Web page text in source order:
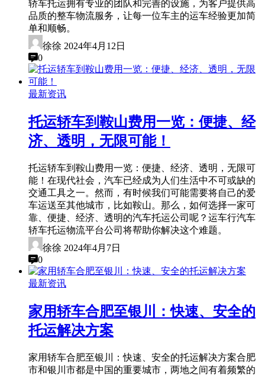
轿车托运拥有专业的团队和完善的设施，为客户提供高
品质的整车物流服务，让每一位车主的运车经验更加简
单和顺畅。
徐徐 2024年4月12日
0
最新资讯
托运轿车到鞍山费用一览：便捷、经
济、透明，无限可能！
托运轿车到鞍山费用一览：便捷、经济、透明，无限可
能！在现代社会，汽车已经成为人们生活中不可或缺的
交通工具之一。然而，有时候我们可能需要将自己的爱
车运送至其他城市，比如鞍山。那么，如何选择一家可
靠、便捷、经济、透明的汽车托运公司呢？运车行汽车
轿车托运物流平台公司将帮助你解决这个难题。
徐徐 2024年4月7日
0
最新资讯
家用轿车合肥至银川：快速、安全的
托运解决方案
家用轿车合肥至银川：快速、安全的托运解决方案合肥
市和银川市都是中国的重要城市，两地之间有着频繁的